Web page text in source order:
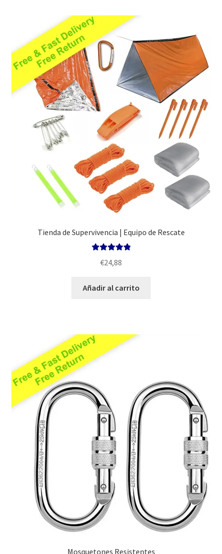
Tienda de Supervivencia | Equipo de Rescate
de 5
€24,88
Añadir al carrito
Mosquetones Resistentes